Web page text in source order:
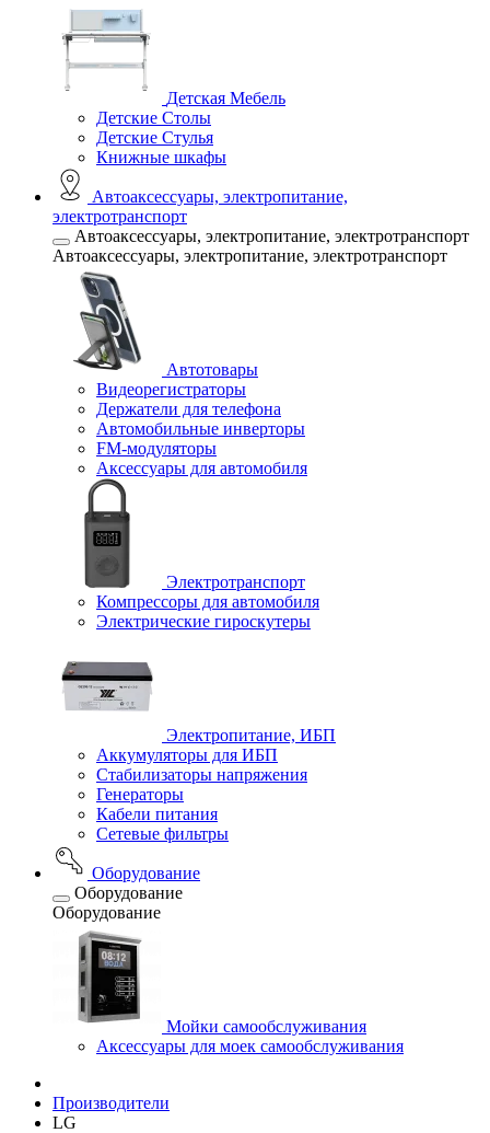
Детская Мебель
Детские Столы
Детские Стулья
Книжные шкафы
Автоаксессуары, электропитание,
электротранспорт
Автоаксессуары, электропитание, электротранспорт
Автоаксессуары, электропитание, электротранспорт
Автотовары
Видеорегистраторы
Держатели для телефона
Автомобильные инверторы
FM-модуляторы
Аксессуары для автомобиля
Электротранспорт
Компрессоры для автомобиля
Электрические гироскутеры
Электропитание, ИБП
Аккумуляторы для ИБП
Стабилизаторы напряжения
Генераторы
Кабели питания
Сетевые фильтры
Оборудование
Оборудование
Оборудование
Мойки самообслуживания
Аксессуары для моек самообслуживания
Производители
LG